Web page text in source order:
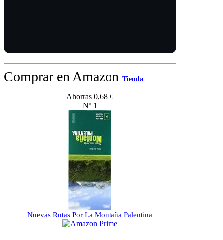
Comprar en Amazon Tienda
Ahorras 0,68 €
Nº 1
Nuevas Rutas Por La Montaña Palentina